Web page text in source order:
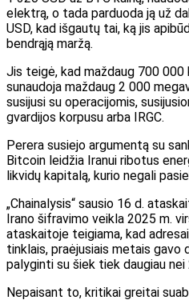
elektrą, o tada parduoda ją už
USD, kad išgautų tai, ką jis
bendrąją maržą.
Jis teigė, kad maždaug 700
sunaudoja maždaug 2 000
susijusi su operacijomis,
gvardijos korpusu arba IRGC.
Perera susiejo argumentą su
Bitcoin leidžia Iranui ribotus
likvidų kapitalą, kurio negali
„Chainalysis“ sausio 16 d.
Irano šifravimo veikla 2025 m.
ataskaitoje teigiama, kad
tinklais, praėjusiais metais gavo
palyginti su šiek tiek daugiau nei
Nepaisant to, kritikai greitai